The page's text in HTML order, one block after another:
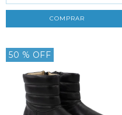
COMPRAR
50 % OFF